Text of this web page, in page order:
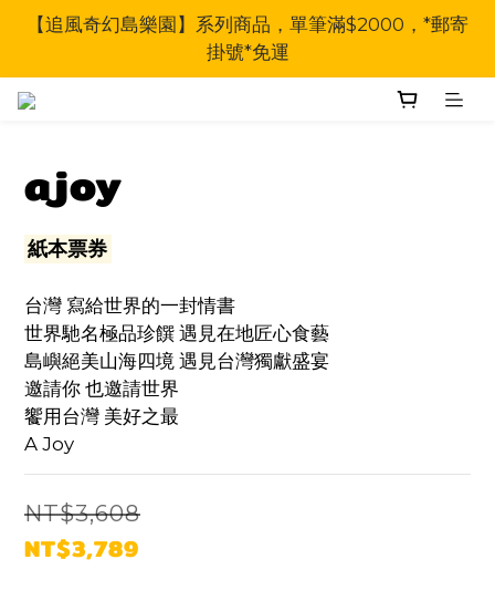
【追風奇幻島樂園】系列商品，單筆滿$2000，*郵寄
掛號*免運
ajoy
紙本票券
台灣 寫給世界的一封情書
世界馳名極品珍饌 遇見在地匠心食藝
島嶼絕美山海四境 遇見台灣獨獻盛宴
邀請你 也邀請世界
饗用台灣 美好之最
A Joy
NT$3,608
NT$3,789